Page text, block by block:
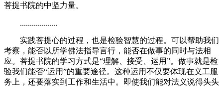
菩提书院的中坚力量。
...................
实践菩提心的过程，也是检验智慧的过程。可以帮助我们
考察，能否以所学佛法指导言行，能否在做事的同时与法相
应。菩提书院的学习方式是“理解、接受、运用”。做事就是检
验我们能否“运用”的重要途径。这种运用不仅要体现在义工服
务上，还要落实到工作和生活中。即使我们能对法义说得头头